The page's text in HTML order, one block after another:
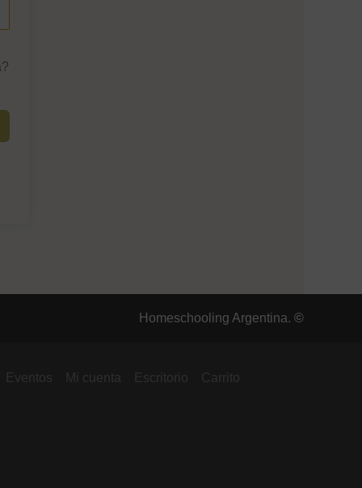
Homeschooling Argentina. ©
Eventos Mi cuenta Escritorio Carrito